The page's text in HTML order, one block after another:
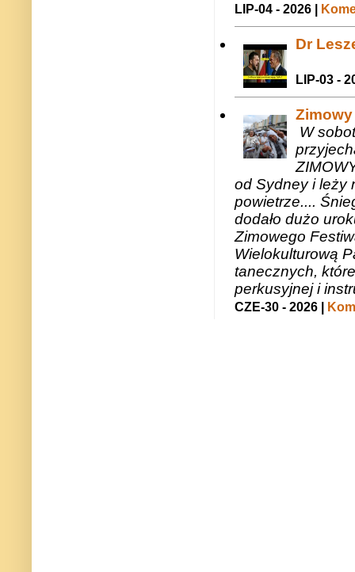
LIP-04 - 2026 |
Dr
LIP-03 -
W
od Sydney i leży
powietrze....
dodało dużo
Zimowego
Wielokulturową
tanecznych,
perkusyjnej i
CZE-30 - 2026 |